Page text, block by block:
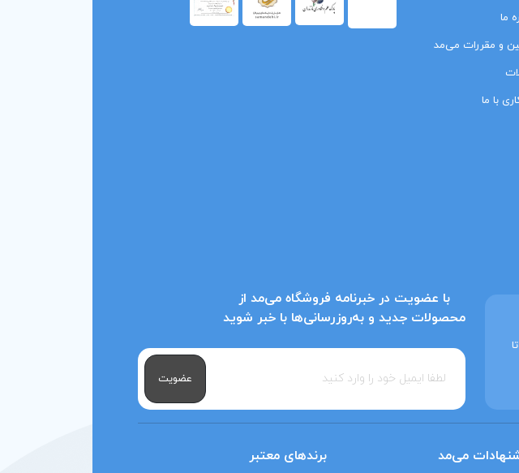
ما
و مقررات می‌مد
با ما
با عضویت در خبرنامه فروشگاه می‌مد از
محصولات جدید و به‌روزرسانی‌ها با خبر شوید
عضویت
می‌مد برندهای معتبر